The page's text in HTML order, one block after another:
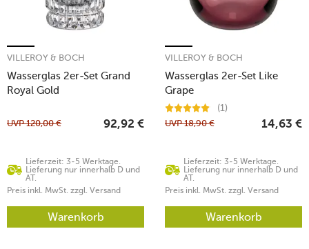
Wasserglas 2er-Set Grand
Royal Gold
VILLEROY & BOCH
Lieferzeit: 3-5 Werktage.
Lieferung nur innerhalb D und
AT.
UVP120,00 € 92,92 €
Preis inkl. MwSt. zzgl. Versand
Warenkorb
Wasserglas 2er-Set Like
Grape
VILLEROY & BOCH
(1)
Lieferzeit: 3-5 Werktage.
Lieferung nur innerhalb D und
AT.
UVP18,90 € 14,63 €
Preis inkl. MwSt. zzgl. Versand
Warenkorb